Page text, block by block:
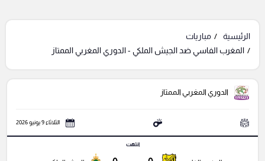
الرئيسية
مباريات
المغرب الفاسي ضد الجيش الملكي - الدوري المغربي الممتاز
الدوري المغربي الممتاز
الثلاثاء 9 يونيو 2026
انتهت